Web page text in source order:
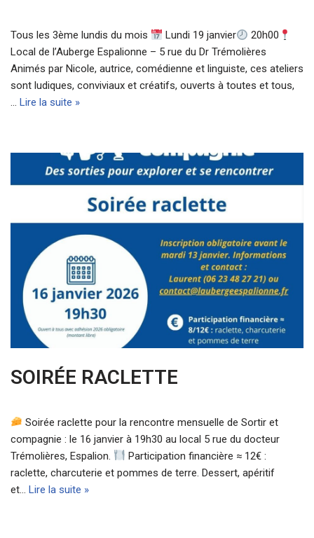
Tous les 3ème lundis du mois Lundi 19 janvier
20h00
Local de l’Auberge Espalionne – 5 rue du Dr Trémolières
Animés par Nicole, autrice, comédienne et linguiste, ces ateliers
sont ludiques, conviviaux et créatifs, ouverts à toutes et tous,
… Lire la suite »
SOIRÉE RACLETTE
Soirée raclette pour la rencontre mensuelle de Sortir et
compagnie : le 16 janvier à 19h30 au local 5 rue du docteur
Trémolières, Espalion.
Participation financière ≈ 12€ :
raclette, charcuterie et pommes de terre. Dessert, apéritif
et… Lire la suite »